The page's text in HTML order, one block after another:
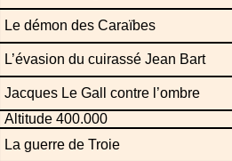
Le démon des Caraïbes
L’évasion du cuirassé Jean Bart
Jacques Le Gall contre l’ombre
Altitude 400.000
La guerre de Troie